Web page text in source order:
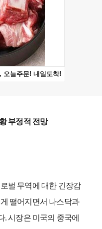
부정적 전망
벌 무역에 대한 긴장감
떨어지면서 나스닥과
. 시장은 미국의 중국에